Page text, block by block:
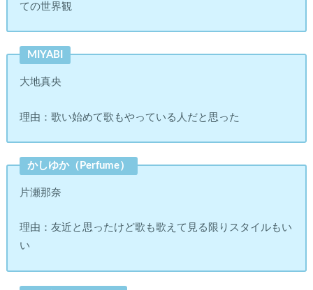
ての世界観
MIYABI
大地真央
理由：歌い始めて歌もやっている人だと思った
かしゆか（Perfume）
片瀬那奈
理由：友近と思ったけど歌も歌えて見る限りスタイルもい
い